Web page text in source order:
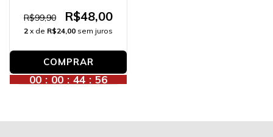
banhado a ouro 18K.
R$99,90 R$48,00
2 x de R$24,00 sem juros
COMPRAR
00 : 00 : 44 : 56